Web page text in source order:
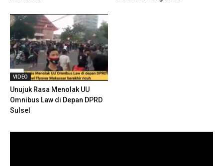
VIDEO
Unujuk Rasa Menolak UU
Omnibus Law di Depan DPRD
Sulsel